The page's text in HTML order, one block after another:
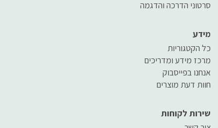
סרטוני הדרכה והדגמה
מידע
כל הקטגוריות
מרכז מידע ומדריכים
אנחנו בפייסבוק
חוות דעת מוצרים
שירות לקוחות